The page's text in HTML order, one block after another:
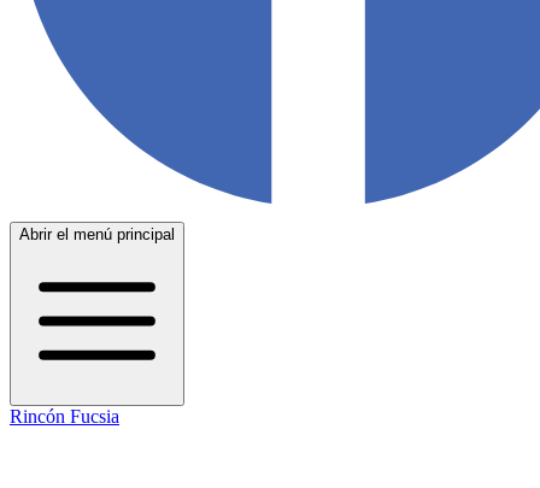
Abrir el menú principal
Rincón Fucsia